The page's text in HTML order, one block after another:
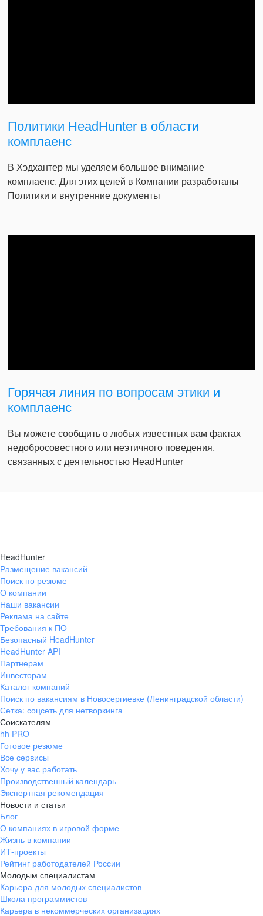
Политики HeadHunter в области
комплаенс
В Хэдхантер мы уделяем большое внимание
комплаенс. Для этих целей в Компании разработаны
Политики и внутренние документы
Горячая линия по вопросам этики и
комплаенс
Вы можете сообщить о любых известных вам фактах
недобросовестного или неэтичного поведения,
связанных с деятельностью HeadHunter
HeadHunter
Размещение вакансий
Поиск по резюме
О компании
Наши вакансии
Реклама на сайте
Требования к ПО
Безопасный HeadHunter
HeadHunter API
Партнерам
Инвесторам
Каталог компаний
Поиск по вакансиям в Новосергиевке (Ленинградской области)
Сетка: соцсеть для нетворкинга
Соискателям
hh PRO
Готовое резюме
Все сервисы
Хочу у вас работать
Производственный календарь
Экспертная рекомендация
Новости и статьи
Блог
О компаниях в игровой форме
Жизнь в компании
ИТ-проекты
Рейтинг работодателей России
Молодым специалистам
Карьера для молодых специалистов
Школа программистов
Карьера в некоммерческих организациях